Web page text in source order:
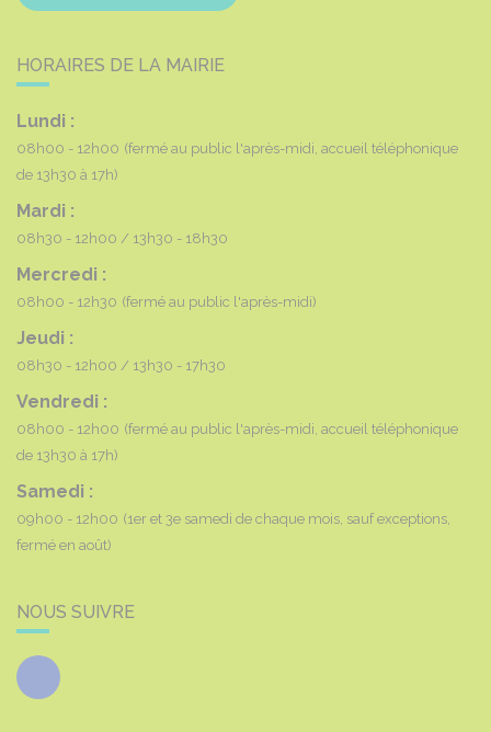
HORAIRES DE LA MAIRIE
Lundi :
08h00 - 12h00 (fermé au public l'après-midi, accueil téléphonique
de 13h30 à 17h)
Mardi :
08h30 - 12h00 13h30 - 18h30
Mercredi :
08h00 - 12h30 (fermé au public l'après-midi)
Jeudi :
08h30 - 12h00 13h30 - 17h30
Vendredi :
08h00 - 12h00 (fermé au public l'après-midi, accueil téléphonique
de 13h30 à 17h)
Samedi :
09h00 - 12h00 (1er et 3e samedi de chaque mois, sauf exceptions,
fermé en août)
NOUS SUIVRE
Facebook